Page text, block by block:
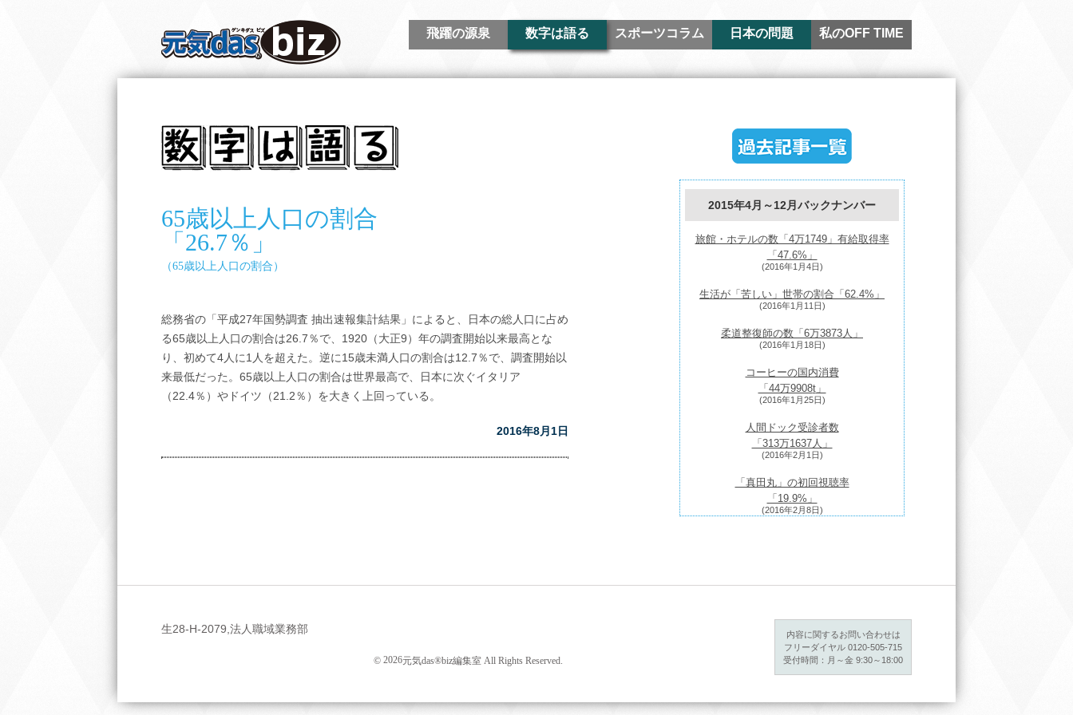
飛躍の源泉 数字は語る スポーツコラム 日本の問題 私のOFF TIME
65歳以上人口の割合
「26.7％」
（65歳以上人口の割合）
総務省の「平成27年国勢調査 抽出速報集計結果」によると、日本の総人口に占め
る65歳以上人口の割合は26.7％で、1920（大正9）年の調査開始以来最高とな
り、初めて4人に1人を超えた。逆に15歳未満人口の割合は12.7％で、調査開始以
来最低だった。65歳以上人口の割合は世界最高で、日本に次ぐイタリア
（22.4％）やドイツ（21.2％）を大きく上回っている。
2016年8月1日
2015年4月～12月バックナンバー
旅館・ホテルの数「4万1749」有給取得率
「47.6%」
(2016年1月4日)
生活が「苦しい」世帯の割合「62.4%」
(2016年1月11日)
柔道整復師の数「6万3873人」
(2016年1月18日)
コーヒーの国内消費
「44万9908t」
(2016年1月25日)
人間ドック受診者数
「313万1637人」
(2016年2月1日)
「真田丸」の初回視聴率
「19.9%」
(2016年2月8日)
2015年10-12月期GDP成長率「1.4%減」
(2016年2月29日)
日本の人口「約1億2711万人」
内容に関するお問い合わせは
フリーダイヤル 0120-505-715
受付時間：月～金 9:30～18:00
生28-H-2079,法人職域業務部
© 2026元気das®biz編集室 All Rights Reserved.